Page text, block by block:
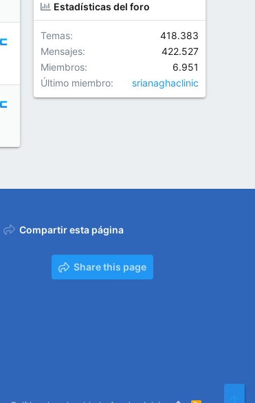
Estadísticas del foro
Temas
418.383
Mensajes
422.527
Miembros
6.951
Último miembro
srianaghaclinic
Compartir esta página
Share this page